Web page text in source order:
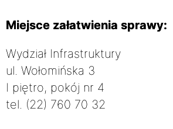
Miejsce załatwienia sprawy:
Wydział Infrastruktury
ul. Wołomińska 3
I piętro, pokój nr 4
tel. (22) 760 70 32